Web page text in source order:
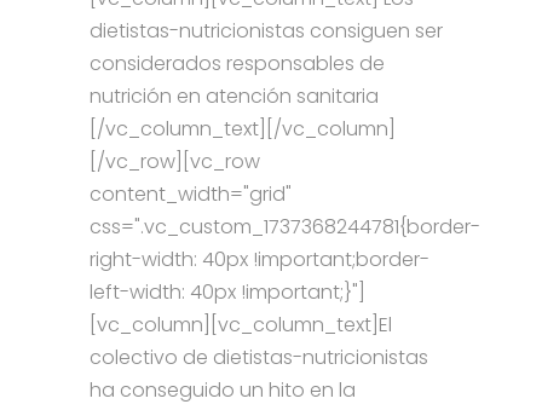
dietistas-nutricionistas consiguen ser
considerados responsables de
nutrición en atención sanitaria
[/vc_column_text][/vc_column]
[/vc_row][vc_row
content_width="grid"
css=".vc_custom_1737368244781{border-
right-width: 40px !important;border-
left-width: 40px !important;}"]
[vc_column][vc_column_text]El
colectivo de dietistas-nutricionistas
ha conseguido un hito en la